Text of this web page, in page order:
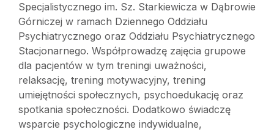
Specjalistycznego im. Sz. Starkiewicza w Dąbrowie
Górniczej w ramach Dziennego Oddziału
Psychiatrycznego oraz Oddziału Psychiatrycznego
Stacjonarnego. Współprowadzę zajęcia grupowe
dla pacjentów w tym treningi uważności,
relaksację, trening motywacyjny, trening
umiejętności społecznych, psychoedukację oraz
spotkania społeczności. Dodatkowo świadczę
wsparcie psychologiczne indywidualne,